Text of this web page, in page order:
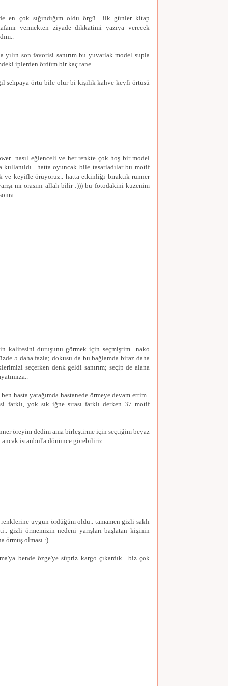
en çok sığındığım oldu örgü.. ilk günler kitap
vermekten ziyade dikkatimi yazıya verecek
yılın son favorisi sanırım bu yuvarlak model supla
iplerden ördüm bir kaç tane..
sehpaya örtü bile olur bi kişilik kahve keyfi örtüsü
nasıl eğlenceli ve her renkte çok hoş bir model
kullanıldı.. hatta oyuncak bile tasarladılar bu motif
keyifle örüyoruz.. hatta etkinliği bıraktık runner
mı orasını allah bilir :))) bu fotodakini kuzenim
duruşunu görmek için seçmiştim.. nako
5 daha fazla; dokusu da bu bağlamda biraz daha
seçerken denk geldi sanırım; seçip de alana
hasta yatağımda hastanede örmeye devam ettim..
farklı, yok sık iğne sırası farklı derken 37 motif
öreyim dedim ama birleştirme için seçtiğim beyaz
istanbul'a dönünce görebiliriz..
renklerine uygun ördüğüm oldu.. tamamen gizli saklı
gizli örmemizin nedeni yarışları başlatan kişinin
örmüş olması :)
bende özge'ye süpriz kargo çıkardık.. biz çok